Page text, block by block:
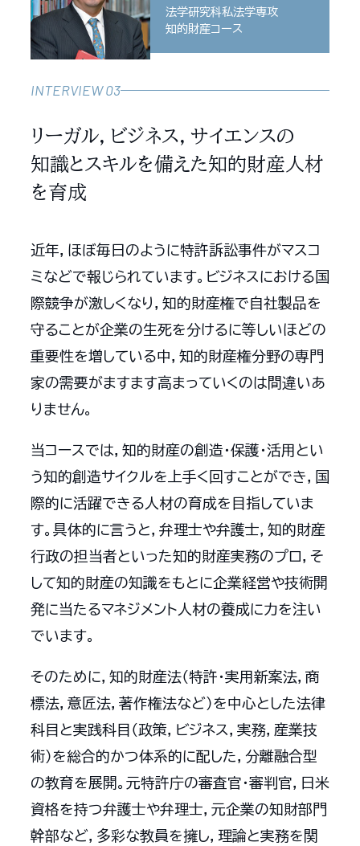
法学研究科私法学専攻
知的財産コース
INTERVIEW 03
リーガル，ビジネス，サイエンスの
知識とスキルを備えた知的財産人材
を育成
近年，ほぼ毎日のように特許訴訟事件がマスコ
ミなどで報じられています。ビジネスにおける国
際競争が激しくなり，知的財産権で自社製品を
守ることが企業の生死を分けるに等しいほどの
重要性を増している中，知的財産権分野の専門
家の需要がますます高まっていくのは間違いあ
りません。
当コースでは，知的財産の創造・保護・活用とい
う知的創造サイクルを上手く回すことができ，国
際的に活躍できる人材の育成を目指していま
す。具体的に言うと，弁理士や弁護士，知的財産
行政の担当者といった知的財産実務のプロ，そ
して知的財産の知識をもとに企業経営や技術開
発に当たるマネジメント人材の養成に力を注い
でいます。
そのために，知的財産法（特許・実用新案法，商
標法，意匠法，著作権法など）を中心とした法律
科目と実践科目（政策，ビジネス，実務，産業技
術）を総合的かつ体系的に配した，分離融合型
の教育を展開。元特許庁の審査官・審判官，日米
資格を持つ弁護士や弁理士，元企業の知財部門
幹部など，多彩な教員を擁し，理論と実務を関